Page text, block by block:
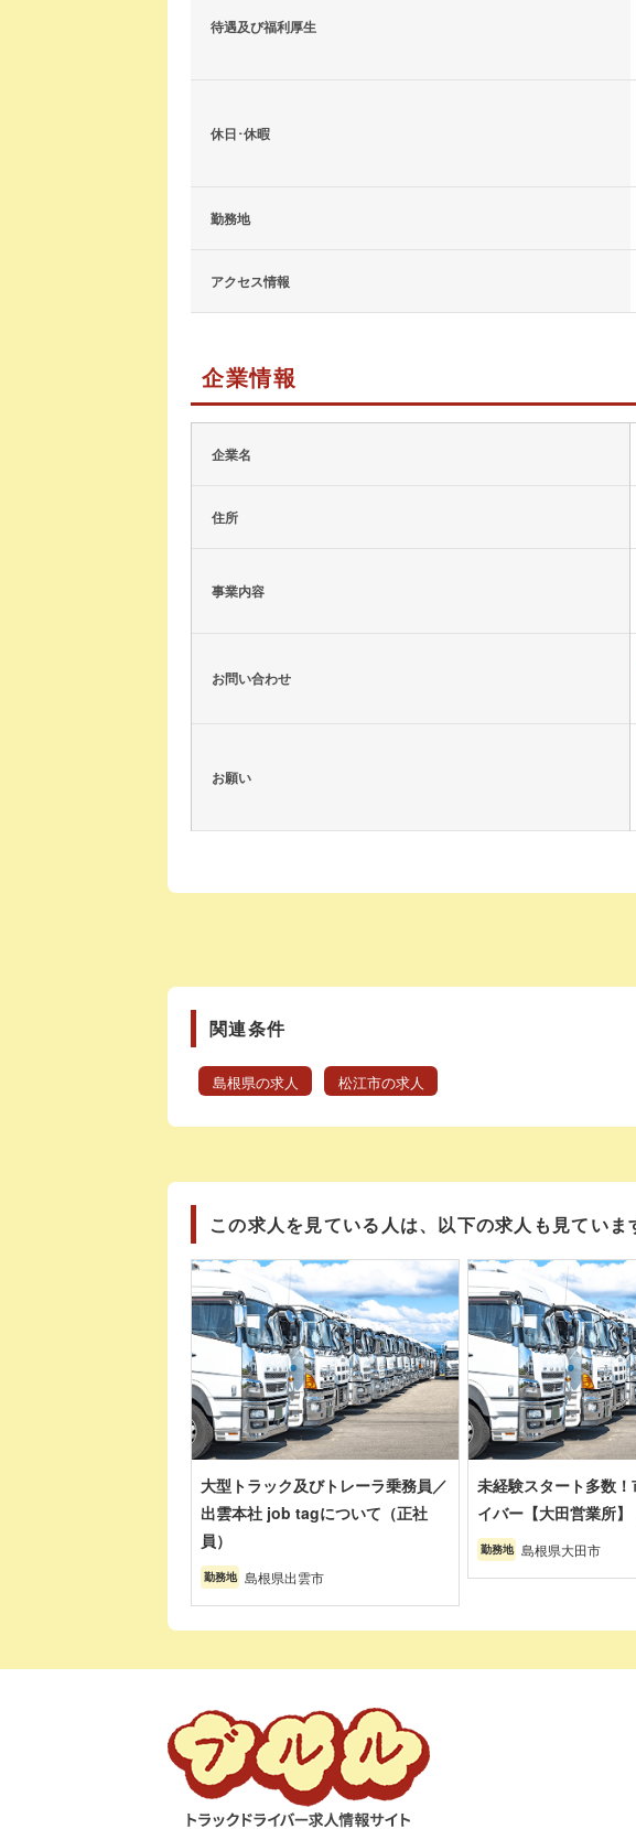
待遇及び福利厚生
休日･休暇
勤務地
アクセス情報
企業情報
企業名
住所
事業内容
お問い合わせ
お願い
関連条件
島根県の求人 松江市の求人
この求人を見ている人は、以下の求人も見ていま
大型トラック及びトレーラ乗務員／
出雲本社 job tagについて（正社
員）
勤務地 島根県出雲市
未経験スタート多数！
イバー【大田営業所】
勤務地 島根県大田市